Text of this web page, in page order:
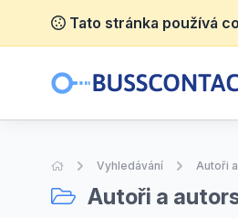
Tato stránka používá
Úvodní stránka
Vyhledávání Autoři
Autoři a